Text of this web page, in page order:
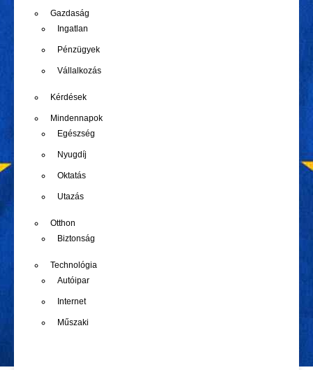
Gazdaság
Ingatlan
Pénzügyek
Vállalkozás
Kérdések
Mindennapok
Egészség
Nyugdíj
Oktatás
Utazás
Otthon
Biztonság
Technológia
Autóipar
Internet
Műszaki